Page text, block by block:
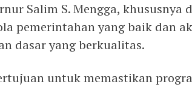
Salim S. Mengga, khususnya
pemerintahan yang baik dan
dasar yang berkualitas.
untuk memastikan